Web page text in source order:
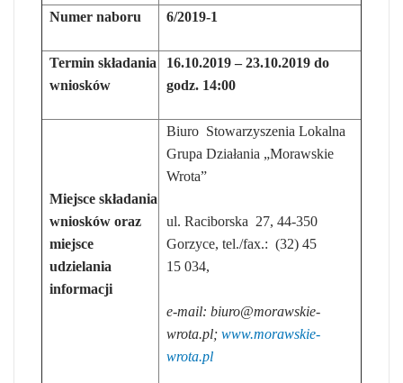
Numer naboru 6/2019-1
Termin składania
wniosków
16.10.2019 – 23.10.2019 do
godz. 14:00
Miejsce składania
wniosków oraz
miejsce
udzielania
informacji
Biuro Stowarzyszenia Lokalna
Grupa Działania „Morawskie
Wrota”
ul. Raciborska 27, 44-350
Gorzyce, tel./fax.: (32) 45
15 034,
e-mail: biuro@morawskie-
wrota.pl; www.morawskie-
wrota.pl